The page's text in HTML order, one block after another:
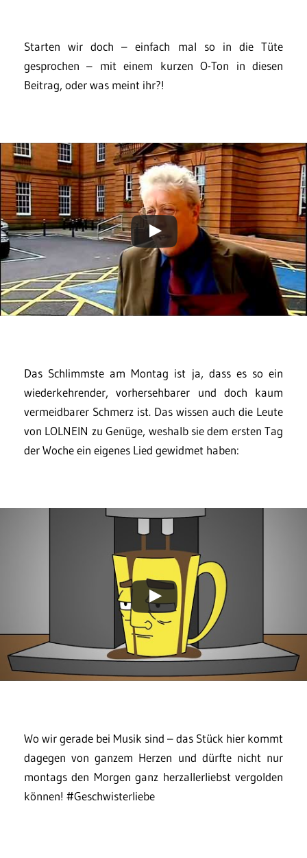
Starten wir doch – einfach mal so in die Tüte
gesprochen – mit einem kurzen O-Ton in diesen
Beitrag, oder was meint ihr?!
Das Schlimmste am Montag ist ja, dass es so ein
wiederkehrender, vorhersehbarer und doch kaum
vermeidbarer Schmerz ist. Das wissen auch die Leute
von LOLNEIN zu Genüge, weshalb sie dem ersten Tag
der Woche ein eigenes Lied gewidmet haben:
Wo wir gerade bei Musik sind – das Stück hier kommt
dagegen von ganzem Herzen und dürfte nicht nur
montags den Morgen ganz herzallerliebst vergolden
können! #Geschwisterliebe